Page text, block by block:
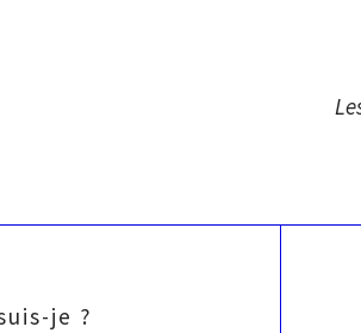
je ?